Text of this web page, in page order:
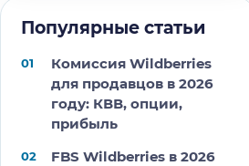
Популярные статьи
Комиссия Wildberries
для продавцов в 2026
году: КВВ, опции,
прибыль
FBS Wildberries в 2026